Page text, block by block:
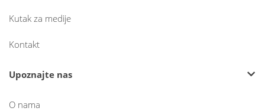
Kutak za medije
Kontakt
Upoznajte nas
O nama